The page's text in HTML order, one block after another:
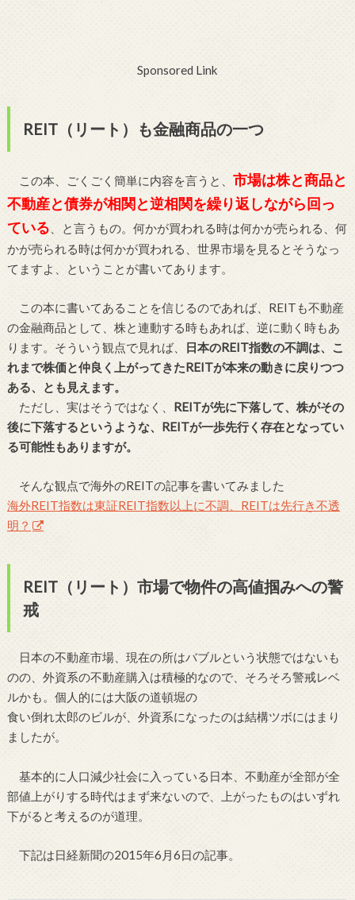
Sponsored Link
REIT（リート）も金融商品の一つ
この本、ごくごく簡単に内容を言うと、 市場は株と商品と
不動産と債券が相関と逆相関を繰り返しながら回っ
ている 、と言うもの。何かが買われる時は何かが売られる、何
かが売られる時は何かが買われる、世界市場を見るとそうなっ
てますよ、ということが書いてあります。
この本に書いてあることを信じるのであれば、REITも不動産
の金融商品として、株と連動する時もあれば、逆に動く時もあ
ります。そういう観点で見れば、
日本のREIT指数の不調は、こ
れまで株価と仲良く上がってきたREITが本来の動きに戻りつつ
ある、とも見えます。
ただし、実はそうではなく、 REITが先に下落して、株がその
後に下落するというような、REITが一歩先行く存在となってい
る可能性もありますが。
そんな観点で海外のREITの記事を書いてみました
海外REIT指数は東証REIT指数以上に不調、REITは先行き不透
明？
REIT（リート）市場で物件の高値掴みへの警
戒
日本の不動産市場、現在の所はバブルという状態ではないも
のの、外資系の不動産購入は積極的なので、そろそろ警戒レベ
ルかも。個人的には大阪の道頓堀の
食い倒れ太郎のビルが、外資系になったのは結構ツボにはまり
ましたが。
基本的に人口減少社会に入っている日本、不動産が全部が全
部値上がりする時代はまず来ないので、上がったものはいずれ
下がると考えるのが道理。
下記は日経新聞の2015年6月6日の記事。